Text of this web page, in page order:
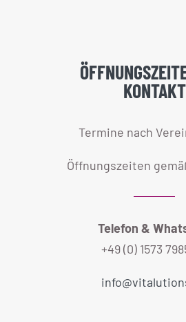
KONTAKT
Termine nach
Öffnungszeiten
Telefon &
+49 (0) 1573